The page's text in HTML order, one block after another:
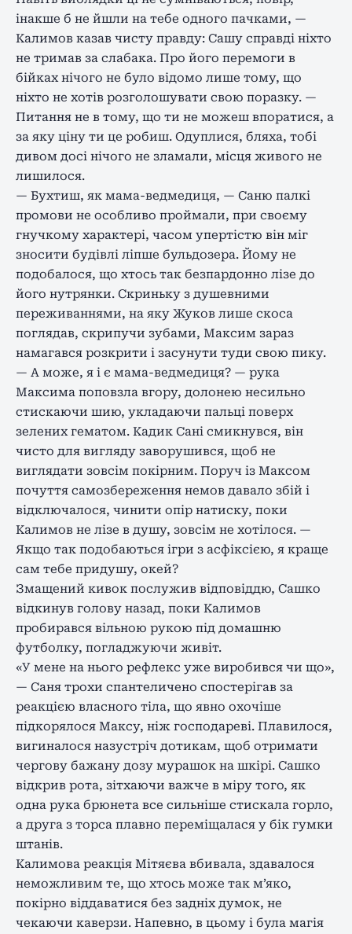
інакше б не йшли на тебе одного пачками, —
Калимов казав чисту правду: Сашу справді ніхто
не тримав за слабака. Про його перемоги в
бійках нічого не було відомо лише тому, що
ніхто не хотів розголошувати свою поразку. —
Питання не в тому, що ти не можеш впоратися, а
за яку ціну ти це робиш. Одуплися, бляха, тобі
дивом досі нічого не зламали, місця живого не
лишилося.
— Бухтиш, як мама-ведмедиця, — Саню палкі
промови не особливо проймали, при своєму
гнучкому характері, часом упертістю він міг
зносити будівлі ліпше бульдозера. Йому не
подобалося, що хтось так безпардонно лізе до
його нутрянки. Скриньку з душевними
переживаннями, на яку Жуков лише скоса
поглядав, скрипучи зубами, Максим зараз
намагався розкрити і засунути туди свою пику.
— А може, я і є мама-ведмедиця? — рука
Максима поповзла вгору, долонею несильно
стискаючи шию, укладаючи пальці поверх
зелених гематом. Кадик Сані смикнувся, він
чисто для вигляду заворушився, щоб не
виглядати зовсім покірним. Поруч із Максом
почуття самозбереження немов давало збій і
відключалося, чинити опір натиску, поки
Калимов не лізе в душу, зовсім не хотілося. —
Якщо так подобаються ігри з асфіксією, я краще
сам тебе придушу, окей?
Змащений кивок послужив відповіддю, Сашко
відкинув голову назад, поки Калимов
пробирався вільною рукою під домашню
футболку, погладжуючи живіт.
«У мене на нього рефлекс уже виробився чи що»,
— Саня трохи спантеличено спостерігав за
реакцією власного тіла, що явно охочіше
підкорялося Максу, ніж господареві. Плавилося,
вигиналося назустріч дотикам, щоб отримати
чергову бажану дозу мурашок на шкірі. Сашко
відкрив рота, зітхаючи важче в міру того, як
одна рука брюнета все сильніше стискала горло,
а друга з торса плавно переміщалася у бік гумки
штанів.
Калимова реакція Мітяєва вбивала, здавалося
неможливим те, що хтось може так м’яко,
покірно віддаватися без задніх думок, не
чекаючи каверзи. Напевно, в цьому і була магія